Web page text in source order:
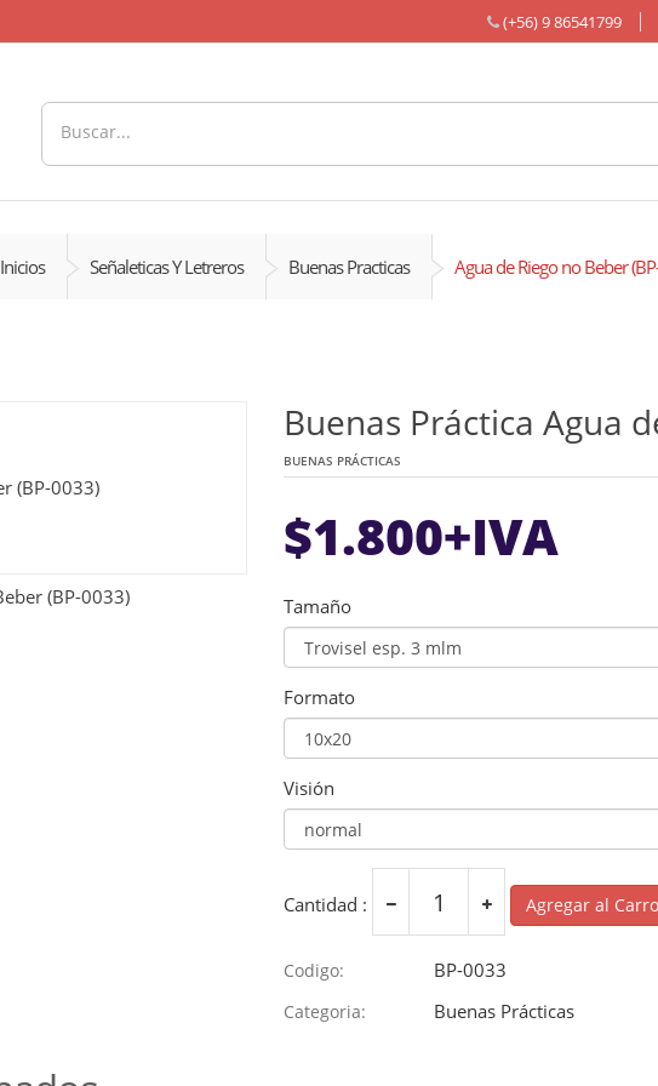
(+56) 9 86541799
Inicios Señaleticas Y Letreros Buenas Practicas Agua de Riego no Beber
Buenas Práctica Agua
BUENAS PRÁCTICAS
$1.800+IVA
Tamaño
Formato
Visión
Cantidad : Agregar al Carro
Codigo: BP-0033
Categoria: Buenas Prácticas